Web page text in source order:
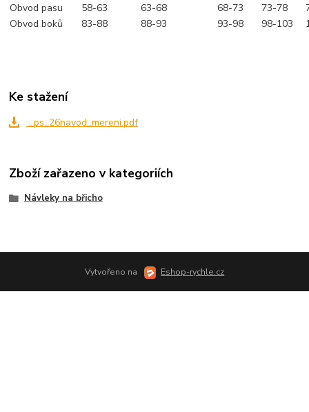
Obvod pasu
58-63 63-68 68-73 73-78
Obvod boků
83-88 88-93 93-98 98-103
Ke stažení
_ps_26navod_mereni.pdf
Zboží zařazeno v kategoriích
Návleky na břicho
Vytvořeno na Eshop-rychle.cz